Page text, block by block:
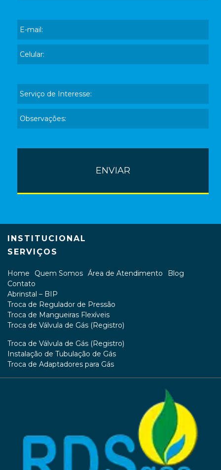
INSTITUCIONAL
SERVIÇOS
Home Quem Somos Área de Atendimento
Blog
Contato
Abrinstal – BIP
Troca de Regulador de Pressão
Troca de Mangueiras Flexíveis
Troca de Válvula de Gás (Registro)
Troca de Válvula de Gás (Registro)
Instalação de Tubulação de Gás
Troca de Adaptadores para Gás